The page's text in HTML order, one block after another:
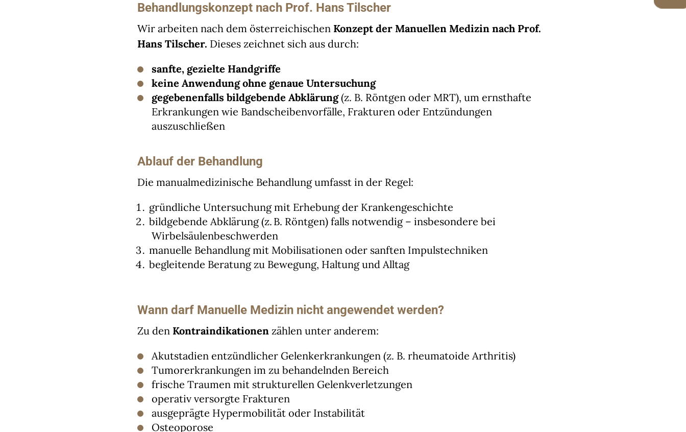
Behandlungskonzept nach Prof. Hans Tilscher
Wir arbeiten nach dem österreichischen Konzept der Manuellen Medizin nach Prof.
Hans Tilscher. Dieses zeichnet sich aus durch:
sanfte, gezielte Handgriffe
keine Anwendung ohne genaue Untersuchung
gegebenenfalls bildgebende Abklärung(z. B. Röntgen oder MRT), um ernsthafte
Erkrankungen wie Bandscheibenvorfälle, Frakturen oder Entzündungen
auszuschließen
Ablauf der Behandlung
Die manualmedizinische Behandlung umfasst in der Regel:
gründliche Untersuchung mit Erhebung der Krankengeschichte
bildgebende Abklärung (z. B. Röntgen) falls notwendig – insbesondere bei
Wirbelsäulenbeschwerden
manuelle Behandlung mit Mobilisationen oder sanften Impulstechniken
begleitende Beratung zu Bewegung, Haltung und Alltag
Wann darf Manuelle Medizin nicht angewendet werden?
Zu den Kontraindikationenzählen unter anderem:
Akutstadien entzündlicher Gelenkerkrankungen (z. B. rheumatoide Arthritis)
Tumorerkrankungen im zu behandelnden Bereich
frische Traumen mit strukturellen Gelenkverletzungen
operativ versorgte Frakturen
ausgeprägte Hypermobilität oder Instabilität
Osteoporose